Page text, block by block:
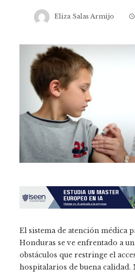
Eliza Salas Armijo
El sistema de atención médica
Honduras se ve enfrentado a
obstáculos que restringe el
hospitalarios de buena calidad.